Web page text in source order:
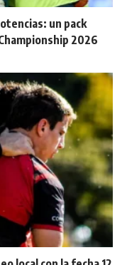
un pack
2026